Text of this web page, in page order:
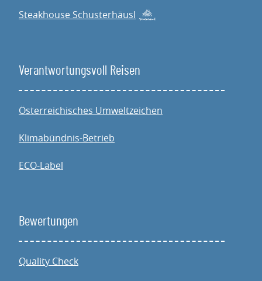
Bewertungen
Quality Check
Verantwortungsvoll Reisen
Österreichisches Umweltzeichen
Klimabündnis-Betrieb
ECO-Label
Steakhouse Schusterhäusl